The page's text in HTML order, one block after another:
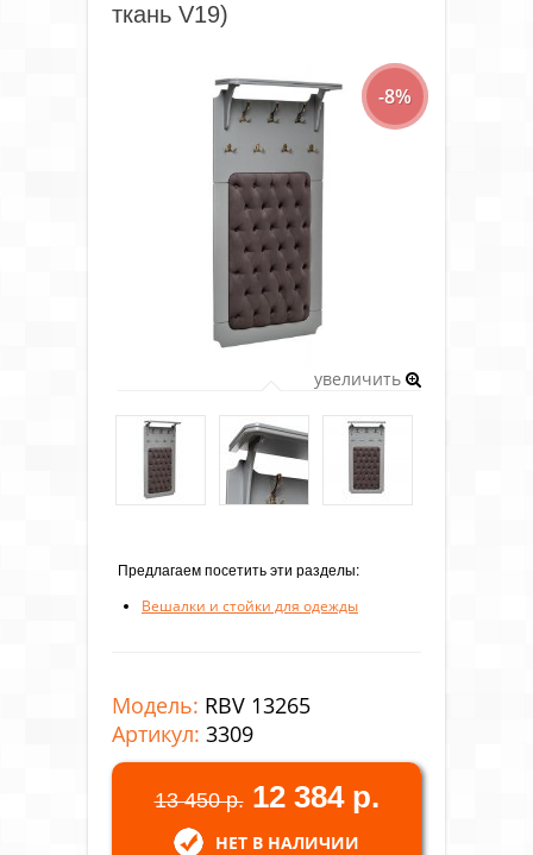
ткань V19)
-8%
увеличить
Предлагаем посетить эти разделы:
Вешалки и стойки для одежды
Модель: RBV 13265
Артикул: 3309
13 450 р. 12 384 р.
НЕТ В НАЛИЧИИ